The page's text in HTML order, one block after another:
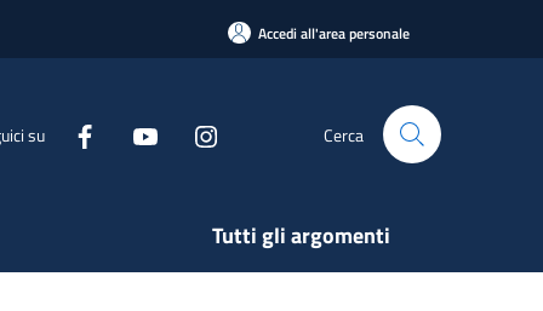
Accedi all'area personale
su Cerca
Tutti gli argomenti